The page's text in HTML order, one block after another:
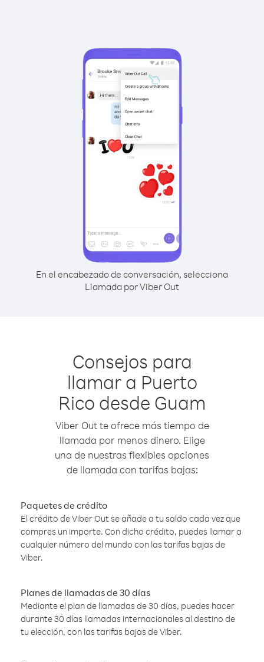
En el encabezado de conversación, selecciona
Llamada por Viber Out
Consejos para
llamar a Puerto
Rico desde Guam
Viber Out te ofrece más tiempo de
llamada por menos dinero. Elige
una de nuestras flexibles opciones
de llamada con tarifas bajas:
Paquetes de crédito
El crédito de Viber Out se añade a tu saldo cada vez que
compres un importe. Con dicho crédito, puedes llamar a
cualquier número del mundo con las tarifas bajas de
Viber.
Planes de llamadas de 30 días
Mediante el plan de llamadas de 30 días, puedes hacer
durante 30 días llamadas internacionales al destino de
tu elección, con las tarifas bajas de Viber.